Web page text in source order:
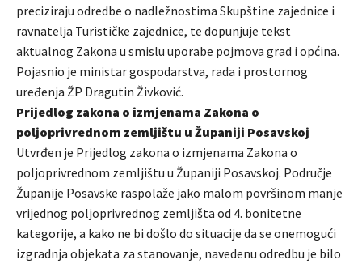
preciziraju odredbe o nadležnostima Skupštine zajednice i
ravnatelja Turističke zajednice, te dopunjuje tekst
aktualnog Zakona u smislu uporabe pojmova grad i općina.
Pojasnio je ministar gospodarstva, rada i prostornog
uređenja ŽP Dragutin Živković.
Prijedlog zakona o izmjenama Zakona o
poljoprivrednom zemljištu u Županiji Posavskoj
Utvrđen je Prijedlog zakona o izmjenama Zakona o
poljoprivrednom zemljištu u Županiji Posavskoj. Područje
Županije Posavske raspolaže jako malom površinom manje
vrijednog poljoprivrednog zemljišta od 4. bonitetne
kategorije, a kako ne bi došlo do situacije da se onemogući
izgradnja objekata za stanovanje, navedenu odredbu je bilo